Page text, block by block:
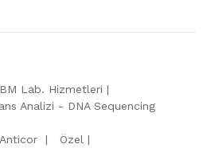
BM Lab. Hizmetleri
Analizi - DNA Sequencing
Özel